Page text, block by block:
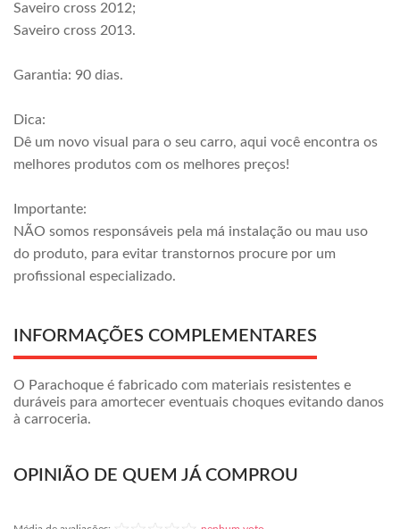
Saveiro cross 2012;
Saveiro cross 2013.
Garantia: 90 dias.
Dica:
Dê um novo visual para o seu carro, aqui você encontra os
melhores produtos com os melhores preços!
Importante:
NÃO somos responsáveis pela má instalação ou mau uso
do produto, para evitar transtornos procure por um
profissional especializado.
INFORMAÇÕES COMPLEMENTARES
O Parachoque é fabricado com materiais resistentes e
duráveis para amortecer eventuais choques evitando danos
à carroceria.
OPINIÃO DE QUEM JÁ COMPROU